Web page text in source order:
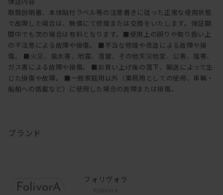
取扱説明書、本体貼付ラベル等の注意書きに従った正常な使用状態
で故障した場合は、無償にて修理または交換をいたします。保証期
間中でも次の場合は有料となります。■使用上の誤りや取り扱い上
の不注意による故障や損傷。 ■不当な修理や改造による故障や損
傷。 ■火災、風水害、地震、落雷、その他天災地変、公害、塩害、
ガス害による故障や損傷。 ■お買い上げ後の落下、輸送によって生
じた損傷や故障。 ■一般家庭用以外（業務用としての使用、車輌・
船舶への搭載など）に使用した場合の故障または損傷。
ブランド
フォリヴォラ
Folivora